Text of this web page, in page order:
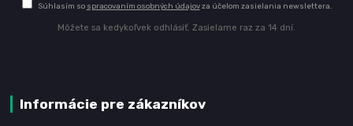
Súhlasím so spracovaním osobných údajovza účelom zasielania newslettera.
Môžete sa kedykoľvek odhlásiť. Zasielame raz za 14 dní.
Informácie pre zákazníkov